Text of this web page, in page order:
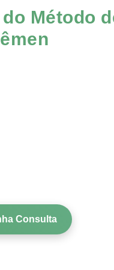
Método
Consulta